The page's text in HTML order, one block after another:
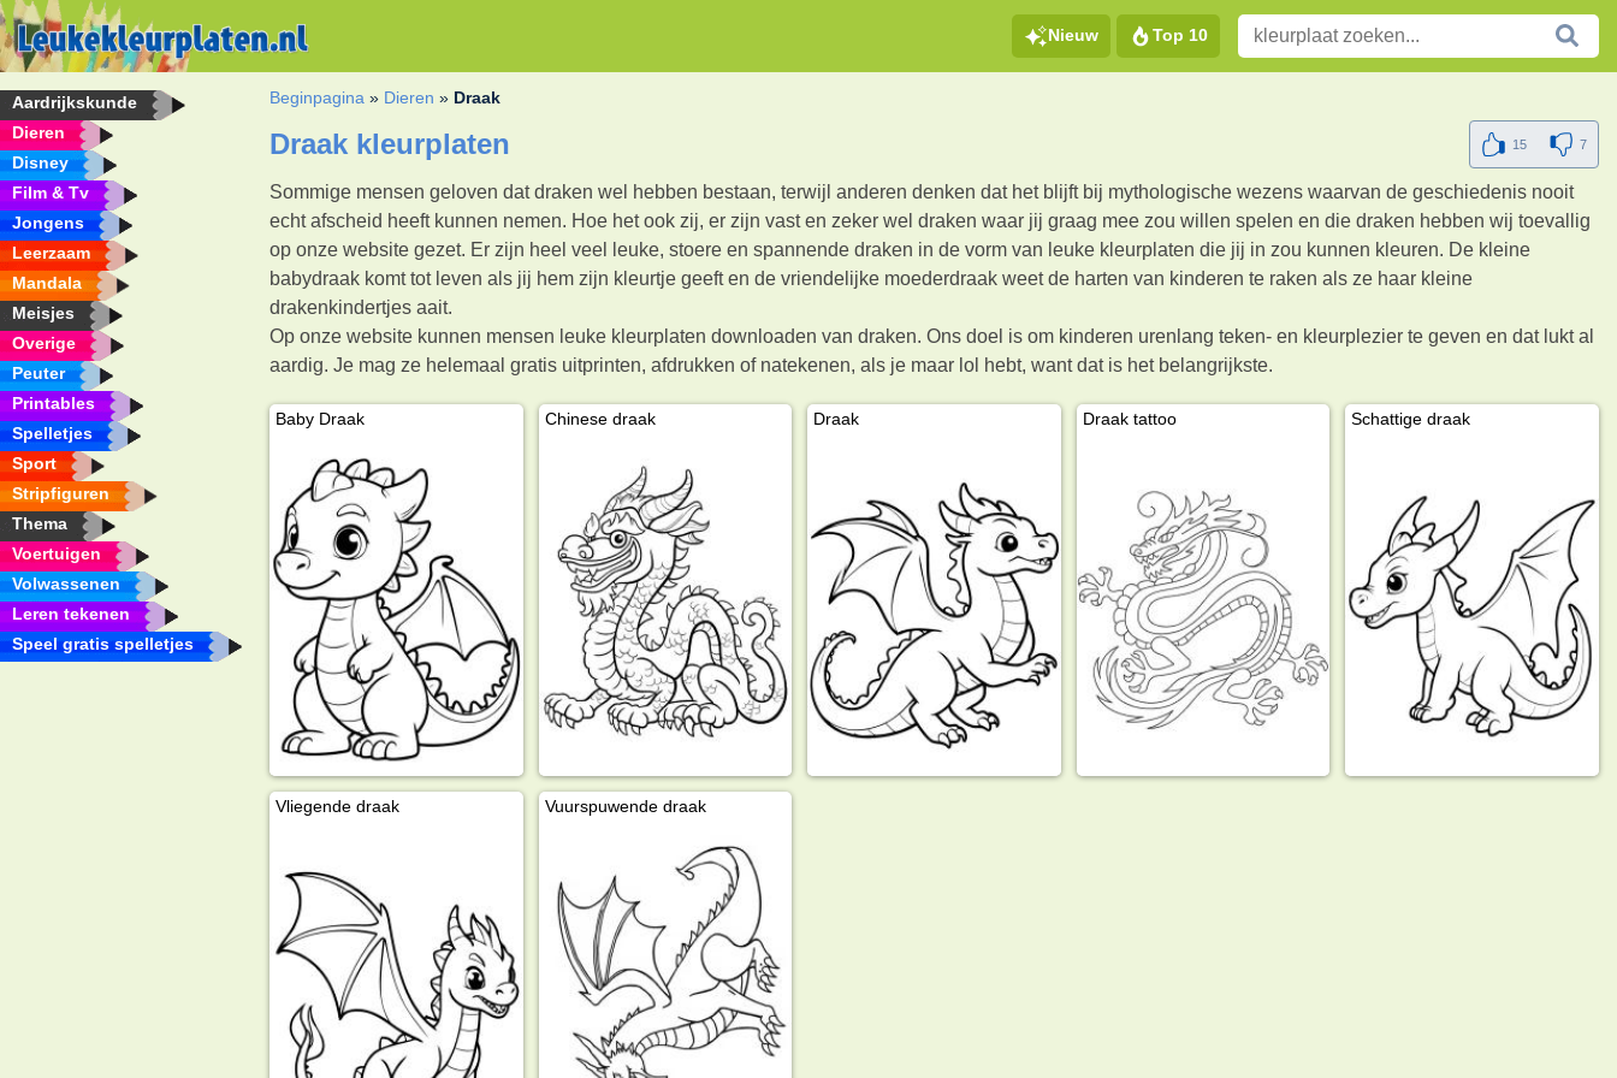
Nieuw Top 10
Aardrijkskunde
Dieren
Disney
Film & Tv
Jongens
Leerzaam
Mandala
Meisjes
Overige
Peuter
Printables
Spelletjes
Sport
Stripfiguren
Thema
Voertuigen
Volwassenen
Leren tekenen
Speel gratis spelletjes
Beginpagina » Dieren » Draak
Draak kleurplaten 15 7
Sommige mensen geloven dat draken wel hebben bestaan, terwijl anderen denken dat het blijft bij mythologische wezens waarvan de geschiedenis nooit
echt afscheid heeft kunnen nemen. Hoe het ook zij, er zijn vast en zeker wel draken waar jij graag mee zou willen spelen en die draken hebben wij toevallig
op onze website gezet. Er zijn heel veel leuke, stoere en spannende draken in de vorm van leuke kleurplaten die jij in zou kunnen kleuren. De kleine
babydraak komt tot leven als jij hem zijn kleurtje geeft en de vriendelijke moederdraak weet de harten van kinderen te raken als ze haar kleine
drakenkindertjes aait.
Op onze website kunnen mensen leuke kleurplaten downloaden van draken. Ons doel is om kinderen urenlang teken- en kleurplezier te geven en dat lukt al
aardig. Je mag ze helemaal gratis uitprinten, afdrukken of natekenen, als je maar lol hebt, want dat is het belangrijkste.
Baby Draak Chinese draak Draak Draak tattoo Schattige draak
Vliegende draak Vuurspuwende draak